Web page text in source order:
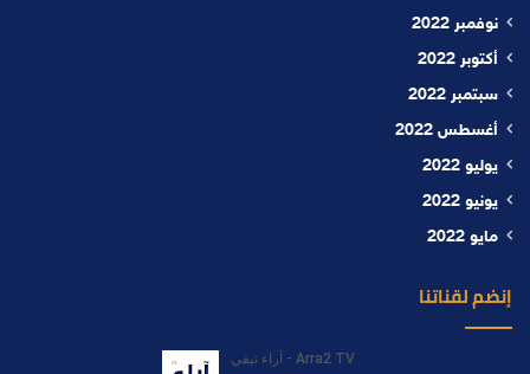
نوفمبر 2022
أكتوبر 2022
سبتمبر 2022
أغسطس 2022
يوليو 2022
يونيو 2022
مايو 2022
إنضم لقناتنا